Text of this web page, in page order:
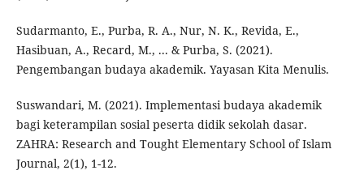
Sudarmanto, E., Purba, R. A., Nur, N. K., Revida, E.,
Hasibuan, A., Recard, M., ... & Purba, S. (2021).
Pengembangan budaya akademik. Yayasan Kita Menulis.
Suswandari, M. (2021). Implementasi budaya akademik
bagi keterampilan sosial peserta didik sekolah dasar.
ZAHRA: Research and Tought Elementary School of Islam
Journal, 2(1), 1-12.